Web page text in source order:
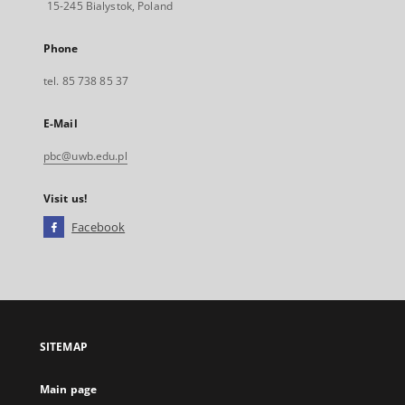
15-245 Bialystok, Poland
Phone
tel. 85 738 85 37
E-Mail
pbc@uwb.edu.pl
Visit us!
Facebook
open
new
SITEMAP
Main page